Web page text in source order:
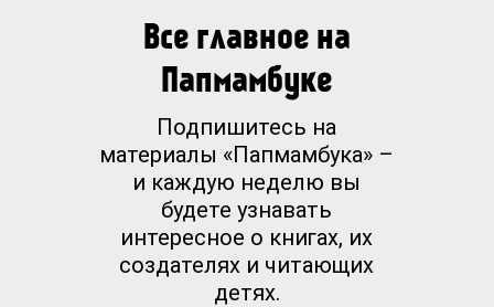
Все главное на
Папмамбуке
Подпишитесь на
материалы «Папмамбука» –
и каждую неделю вы
будете узнавать
интересное о книгах, их
создателях и читающих
детях.